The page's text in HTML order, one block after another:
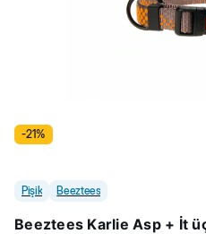
-21%
Pişik Beeztees
Beeztees Karlie Asp + İt